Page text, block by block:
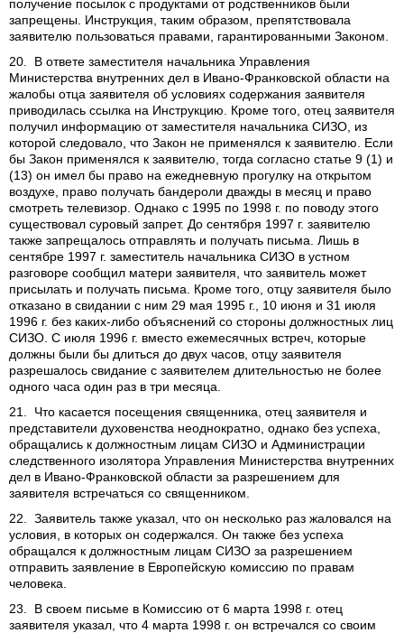
получение посылок с продуктами от родственников были
запрещены. Инструкция, таким образом, препятствовала
заявителю пользоваться правами, гарантированными Законом.
20. В ответе заместителя начальника Управления
Министерства внутренних дел в Ивано-Франковской области на
жалобы отца заявителя об условиях содержания заявителя
приводилась ссылка на Инструкцию. Кроме того, отец заявителя
получил информацию от заместителя начальника СИЗО, из
которой следовало, что Закон не применялся к заявителю. Если
бы Закон применялся к заявителю, тогда согласно статье 9 (1) и
(13) он имел бы право на ежедневную прогулку на открытом
воздухе, право получать бандероли дважды в месяц и право
смотреть телевизор. Однако с 1995 по 1998 г. по поводу этого
существовал суровый запрет. До сентября 1997 г. заявителю
также запрещалось отправлять и получать письма. Лишь в
сентябре 1997 г. заместитель начальника СИЗО в устном
разговоре сообщил матери заявителя, что заявитель может
присылать и получать письма. Кроме того, отцу заявителя было
отказано в свидании с ним 29 мая 1995 г., 10 июня и 31 июля
1996 г. без каких-либо объяснений со стороны должностных лиц
СИЗО. С июля 1996 г. вместо ежемесячных встреч, которые
должны были бы длиться до двух часов, отцу заявителя
разрешалось свидание с заявителем длительностью не более
одного часа один раз в три месяца.
21. Что касается посещения священника, отец заявителя и
представители духовенства неоднократно, однако без успеха,
обращались к должностным лицам СИЗО и Администрации
следственного изолятора Управления Министерства внутренних
дел в Ивано-Франковской области за разрешением для
заявителя встречаться со священником.
22. Заявитель также указал, что он несколько раз жаловался на
условия, в которых он содержался. Он также без успеха
обращался к должностным лицам СИЗО за разрешением
отправить заявление в Европейскую комиссию по правам
человека.
23. В своем письме в Комиссию от 6 марта 1998 г. отец
заявителя указал, что 4 марта 1998 г. он встречался со своим